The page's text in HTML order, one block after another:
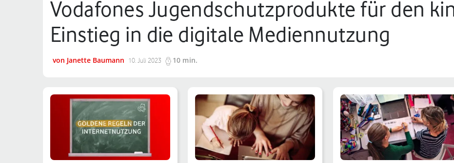
Vodafones Jugendschutzprodukte für den
Einstieg in die digitale Mediennutzung
von Janette Baumann 10. Juli 2023 10 min.